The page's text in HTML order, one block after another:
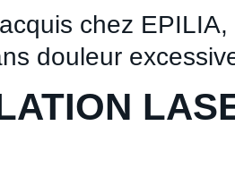
chez
douleur